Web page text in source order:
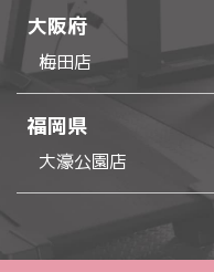
大阪府
梅田店
福岡県
大濠公園店